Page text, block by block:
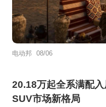
电动邦 08/06
20.18万起全系满配
SUV市场新格局